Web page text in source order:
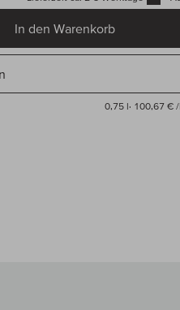
In den Warenkorb
0,75 l· 100,67 € /l